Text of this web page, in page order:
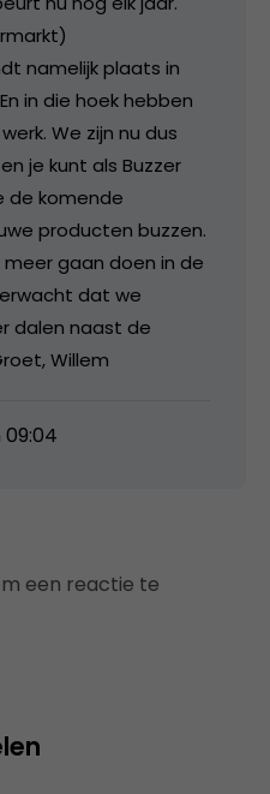
namelijk plaats in
in die hoek hebben
We zijn nu dus
je kunt als Buzzer
de komende
producten buzzen.
gaan doen in de
dat we
dalen naast de
Willem
een reactie te